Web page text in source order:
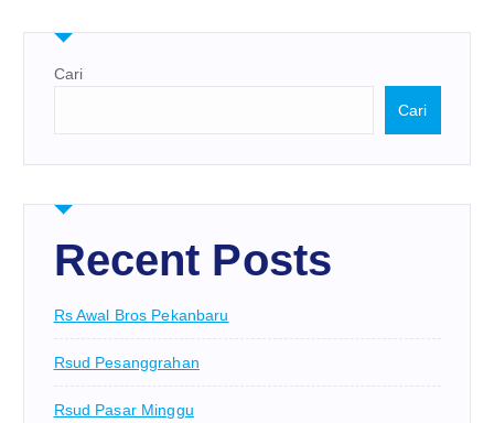
Cari
Cari
Recent Posts
Rs Awal Bros Pekanbaru
Rsud Pesanggrahan
Rsud Pasar Minggu